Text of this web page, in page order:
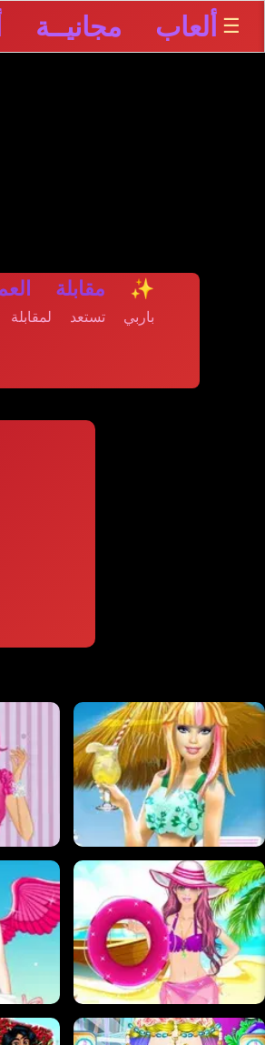
☰ ألعاب
✨ مقابلة
باربي تستعد